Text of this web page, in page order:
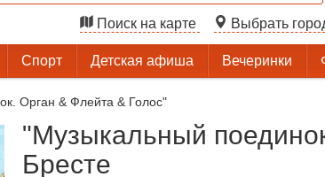
Поиск на карте Выбрать
Спорт Детская афиша Вечеринки
Орган & Флейта & Голос"
"Музыкальный
Бресте